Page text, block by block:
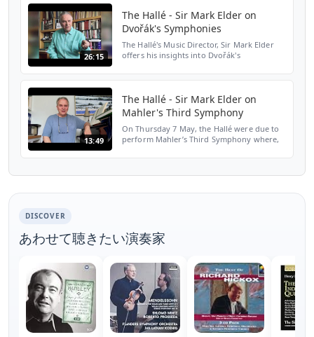
26:15
The Hallé - Sir Mark Elder on
Dvořák's Symphonies
The Hallé's Music Director, Sir Mark Elder
offers his insights into Dvořák's
13:49
The Hallé - Sir Mark Elder on
Mahler's Third Symphony
On Thursday 7 May, the Hallé were due to
perform Mahler’s Third Symphony where,
DISCOVER
あわせて聴きたい演奏家